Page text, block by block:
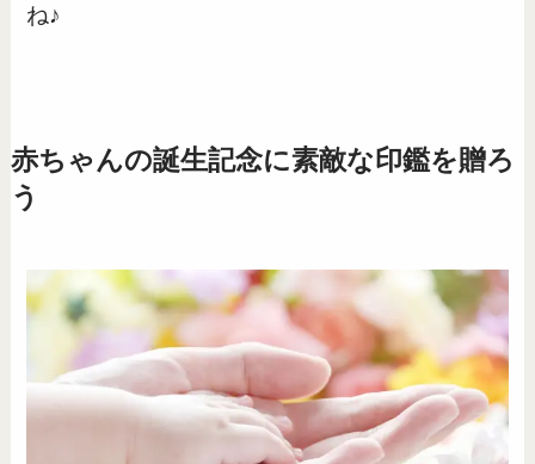
ね♪
赤ちゃんの誕生記念に素敵な印鑑を贈ろ
う